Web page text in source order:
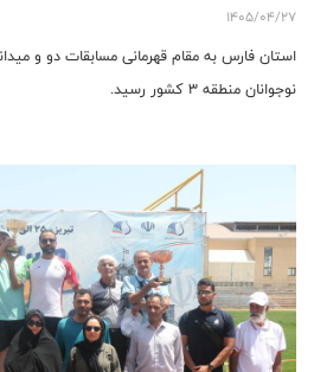
1405/04/27
استان فارس به مقام قهرمانی مسابقات دو و
نوجوانان منطقه 3 کشور رسید.